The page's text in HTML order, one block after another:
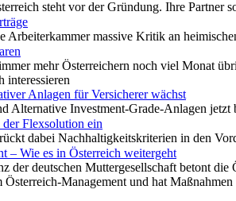
steht vor der Gründung. Ihre Partner
Arbeiterkammer massive Kritik an
mehr Österreichern noch viel Monat
interessieren
Anlagen für Versicherer wächst
Alternative Investment-Grade-Anlagen
Flexsolution ein
dabei Nachhaltigkeitskriterien in den
– Wie es in Österreich weitergeht
der deutschen Muttergesellschaft betont
Management und hat